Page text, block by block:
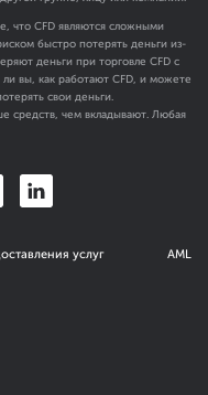
что CFD являются сложными
быстро потерять деньги из-
деньги при торговле CFD с
вы, как работают CFD, и можете
свои деньги.
средств, чем вкладывают. Любая
услуг
AML